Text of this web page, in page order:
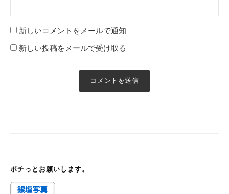
新しいコメントをメールで通知
新しい投稿をメールで受け取る
ポチっとお願いします。